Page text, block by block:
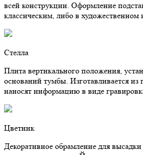
всей конструкции. Оформление
классическим, либо в художественном
Стелла
Плита вертикального положения,
оснований тумбы. Изготавливается из
наносят информацию в виде
Цветник
Декоративное обрамление для